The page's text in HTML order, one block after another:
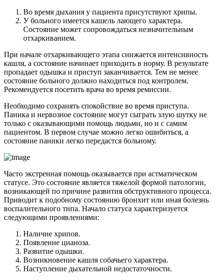
Во время дыхания у пациента присутствуют хрипы.
У больного имеется кашель лающего характера.
Состояние может сопровождаться незначительным
отхаркиванием.
При начале отхаркивающего этапа снижается интенсивность
кашля, а состояние начинает приходить в норму. В результате
пропадает одышка и приступ заканчивается. Тем не менее
состояние больного должно находиться под контролем.
Рекомендуется посетить врача во время ремиссии.
Необходимо сохранять спокойствие во время приступа.
Паника и нервозное состояние могут сыграть злую шутку не
только с оказывающими помощь людьми, но и с самим
пациентом. В первом случае можно легко ошибиться, а
состояние паники легко передастся больному.
Часто экстренная помощь оказывается при астматическом
статусе. Это состояние является тяжелой формой патологии,
возникающей по причине развития обструктивного процесса.
Приводит к подобному состоянию бронхит или иная болезнь
воспалительного типа. Начало статуса характеризуется
следующими проявлениями:
Наличие хрипов.
Появление цианоза.
Развитие одышки.
Возникновение кашля собачьего характера.
Наступление дыхательной недостаточности.